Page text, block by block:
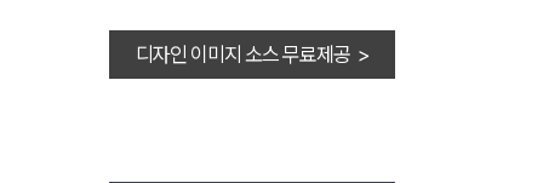
디자인 이미지 소스 무료제공 >